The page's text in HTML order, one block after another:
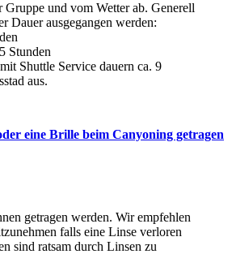
Gruppe und vom Wetter ab. Generell
Dauer ausgegangen werden:
Stunden
Shuttle Service dauern ca. 9
aus.
eine Brille beim Canyoning getragen
getragen werden. Wir empfehlen
falls eine Linse verloren
sind ratsam durch Linsen zu